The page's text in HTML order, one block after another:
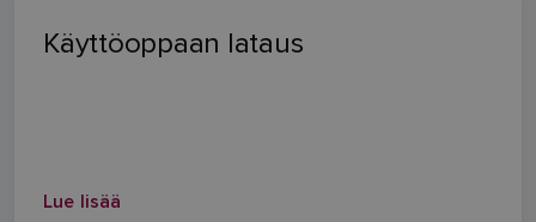
Käyttöoppaan lataus
Lue lisää